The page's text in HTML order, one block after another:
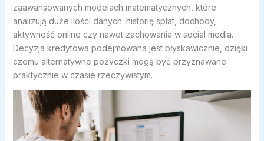
zaawansowanych modelach matematycznych, które
analizują duże ilości danych: historię spłat, dochody,
aktywność online czy nawet zachowania w social media.
Decyzja kredytowa podejmowana jest błyskawicznie, dzięki
czemu alternatywne pożyczki mogą być przyznawane
praktycznie w czasie rzeczywistym.